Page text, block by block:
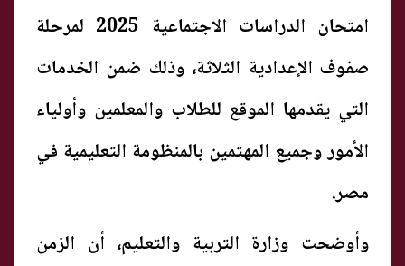
امتحان الدراسات الاجتماعية 2025 لمرحلة
صفوف الإعدادية الثلاثة، وذلك ضمن الخدمات
التي يقدمها الموقع للطلاب والمعلمين وأولياء
الأمور وجميع المهتمين بالمنظومة التعليمية في
مصر.
وأوضحت وزارة التربية والتعليم، أن الزمن